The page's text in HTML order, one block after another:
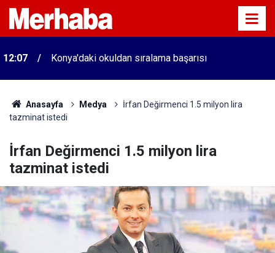
12:07 Konya'daki okuldan sıralama başarısı
Anasayfa Medya
İrfan Değirmenci 1.5 milyon lira
tazminat istedi
İrfan Değirmenci 1.5 milyon lira
tazminat istedi